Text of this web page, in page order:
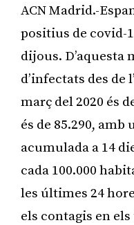
ACN Madrid.-
positius de covid-
dijous. D’aquesta
d’infectats des de
març del 2020 és
és de 85.290,
acumulada a 14
cada 100.000
les últimes 24
els contagis en